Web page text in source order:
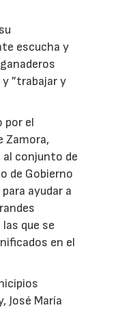
escucha y
”trabajar y
por el
Zamora,
al conjunto de
de Gobierno
ayudar a
que se
en el
José María